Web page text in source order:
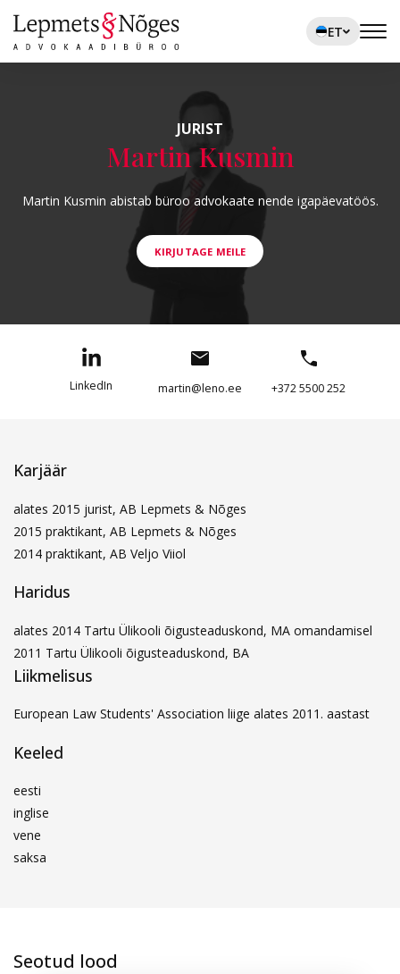
ET
JURIST
Martin Kusmin
Martin Kusmin abistab büroo advokaate nende igapäevatöös.
KIRJUTAGE MEILE
LinkedIn martin@leno.ee +372 5500 252
Karjäär
alates 2015 jurist, AB Lepmets & Nõges
2015 praktikant, AB Lepmets & Nõges
2014 praktikant, AB Veljo Viiol
Haridus
alates 2014 Tartu Ülikooli õigusteaduskond, MA omandamisel
2011 Tartu Ülikooli õigusteaduskond, BA
Liikmelisus
European Law Students' Association liige alates 2011. aastast
Keeled
eesti
inglise
vene
saksa
Seotud lood